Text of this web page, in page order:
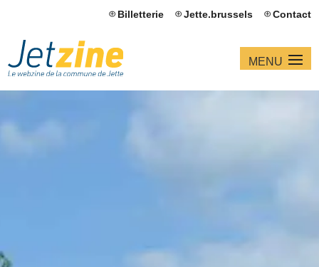
Billetterie Jette.brussels Contact